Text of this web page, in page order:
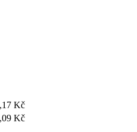
Kč
Kč